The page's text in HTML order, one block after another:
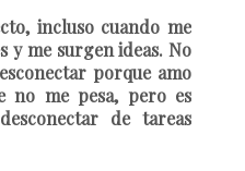
incluso cuando me
y me surgen ideas. No
porque amo
no me pesa, pero es
de tareas